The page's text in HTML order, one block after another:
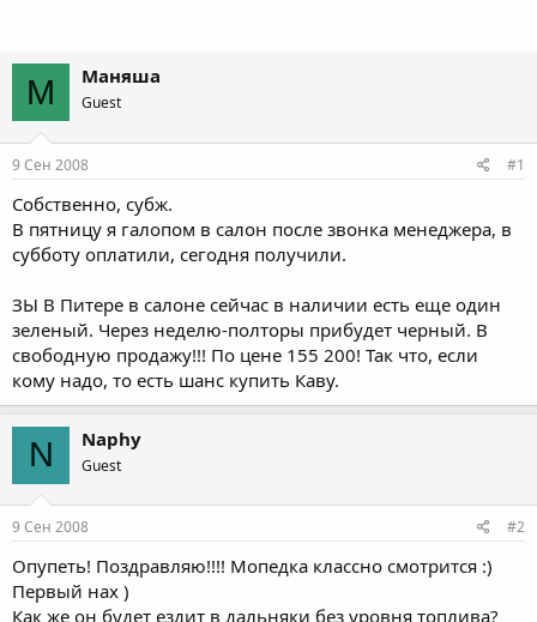
М Маняша
Guest
9 Сен 2008 #1
Собственно, субж.
В пятницу я галопом в салон после звонка менеджера, в
субботу оплатили, сегодня получили.
ЗЫ В Питере в салоне сейчас в наличии есть еще один
зеленый. Через неделю-полторы прибудет черный. В
свободную продажу!!! По цене 155 200! Так что, если
кому надо, то есть шанс купить Каву.
N Naphy
Guest
9 Сен 2008 #2
Опупеть! Поздравляю!!!! Мопедка классно смотрится :)
Первый нах )
Как же он будет ездит в дальняки без уровня топлива?